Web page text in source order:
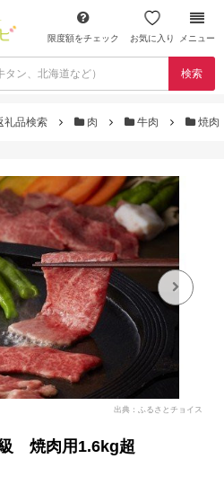
限度額をチェック お気に入り メニュー
検索
礼品検索 肉 牛肉 焼肉
出典：ふるさとチョイス
焼肉用1.6kg超